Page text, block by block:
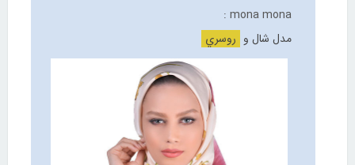
mona mona :
مدل شال و روسري